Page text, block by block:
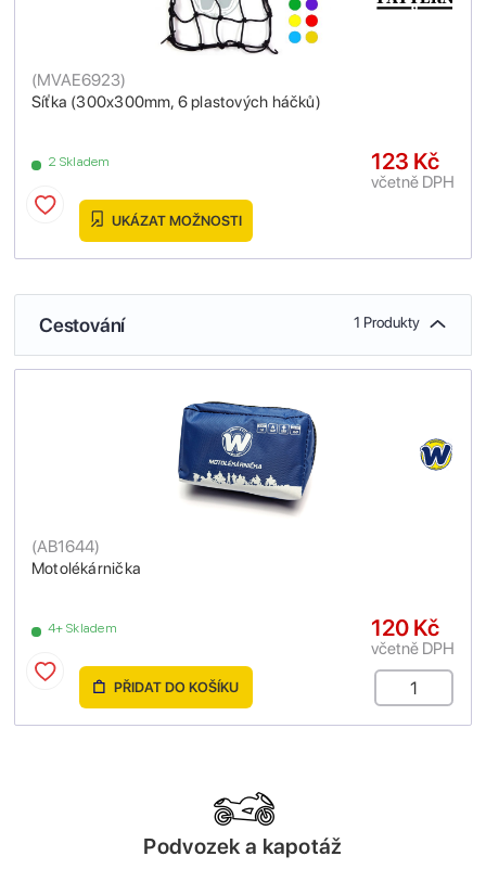
Síťka (300x300mm, 6 plastových háčků)
(MVAE6923)
2 Skladem 123 Kč
včetně DPH
UKÁZAT MOŽNOSTI
Cestování 1 Produkty
Motolékárnička
(AB1644)
4+ Skladem 120 Kč
včetně DPH
PŘIDAT DO KOŠÍKU
Podvozek a kapotáž